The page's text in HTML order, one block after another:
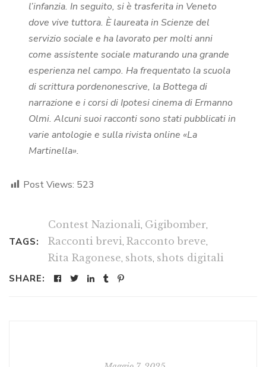
l’infanzia. In seguito, si è trasferita in Veneto
dove vive tuttora. È laureata in Scienze del
servizio sociale e ha lavorato per molti anni
come assistente sociale maturando una grande
esperienza nel campo. Ha frequentato la scuola
di scrittura pordenonescrive, la Bottega di
narrazione e i corsi di Ipotesi cinema di Ermanno
Olmi. Alcuni suoi racconti sono stati pubblicati in
varie antologie e sulla rivista online «La
Martinella».
Post Views: 523
TAGS:
Contest Nazionali, Gigibomber,
Racconti brevi, Racconto breve,
Rita Ragonese, shots, shots digitali
SHARE: